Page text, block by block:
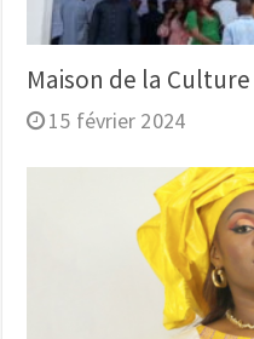
Maison de la
15 février 2024